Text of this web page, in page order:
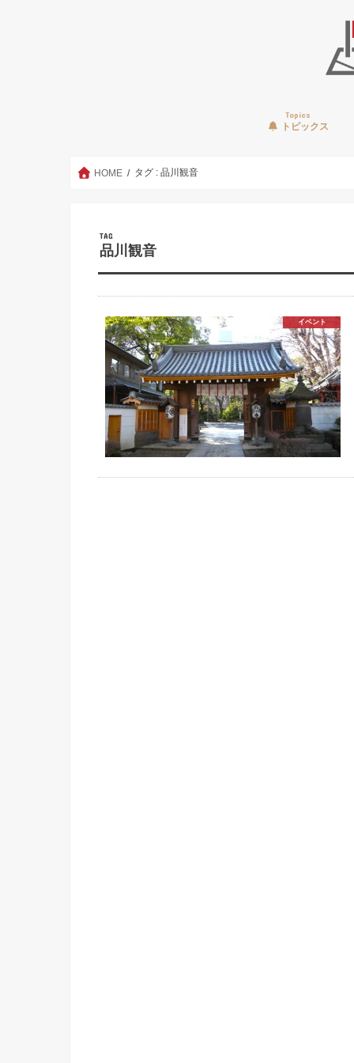
Topics
トピックス
HOME タグ : 品川観音
TAG
品川観音
イベント